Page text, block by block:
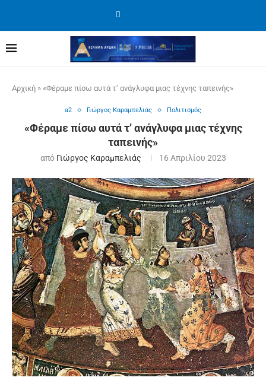
Αρχική » «Φέραμε πίσω αυτά τ’ ανάγλυφα μιας τέχνης ταπεινής»
a2 Γιώργος Καραμπελιάς Πολιτισμός
«Φέραμε πίσω αυτά τ’ ανάγλυφα μιας τέχνης
ταπεινής»
από Γιώργος Καραμπελιάς 16 Απριλίου 2023